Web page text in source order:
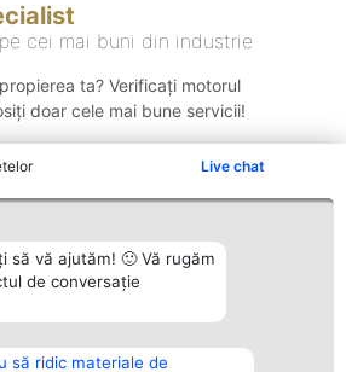
Live chat
să vă ajutăm! 🙂 Vă rugăm
de conversație
să ridic materiale de
cei mai buni din industrie
ta? Verificați motorul
doar cele mai bune servicii!
Plebiscyt Contact